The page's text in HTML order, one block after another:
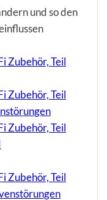
und so den
Zubehör, Teil
Zubehör, Teil
Zubehör, Teil
Zubehör, Teil